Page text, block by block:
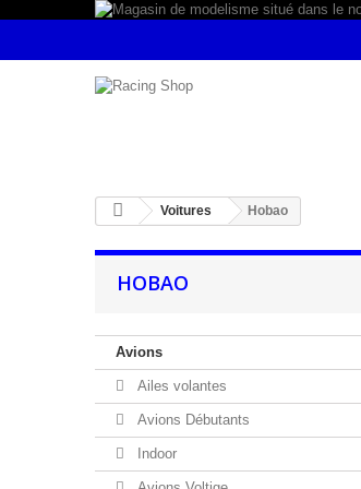
Voitures Hobao
HOBAO
Avions
Ailes volantes
Avions Débutants
Indoor